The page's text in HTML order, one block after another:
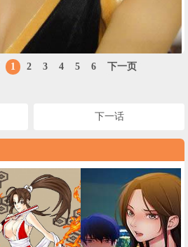
1 2 3 4 5 6 下一页
下一话